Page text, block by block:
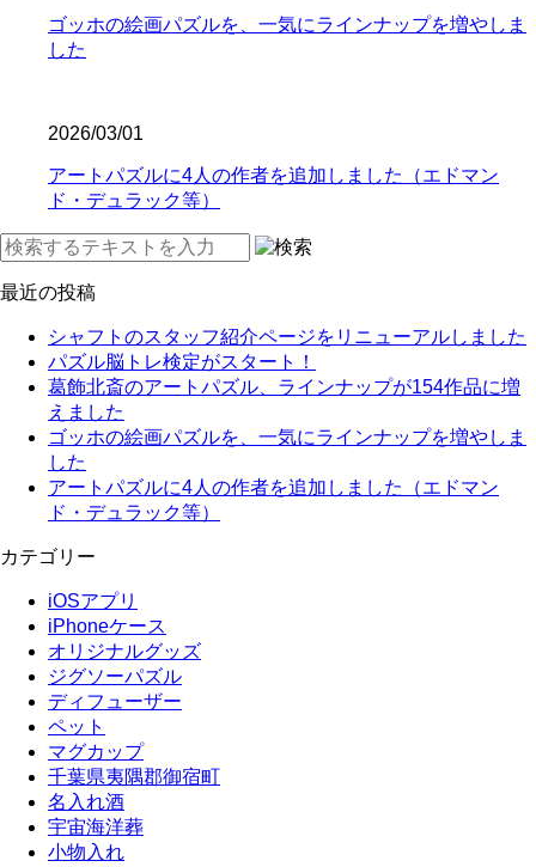
ゴッホの絵画パズルを、一気にラインナップを増やしま
した
2026/03/01
アートパズルに4人の作者を追加しました（エドマン
ド・デュラック等）
最近の投稿
シャフトのスタッフ紹介ページをリニューアルしました
パズル脳トレ検定がスタート！
葛飾北斎のアートパズル、ラインナップが154作品に増
えました
ゴッホの絵画パズルを、一気にラインナップを増やしま
した
アートパズルに4人の作者を追加しました（エドマン
ド・デュラック等）
カテゴリー
iOSアプリ
iPhoneケース
オリジナルグッズ
ジグソーパズル
ディフューザー
ペット
マグカップ
千葉県夷隅郡御宿町
名入れ酒
宇宙海洋葬
小物入れ